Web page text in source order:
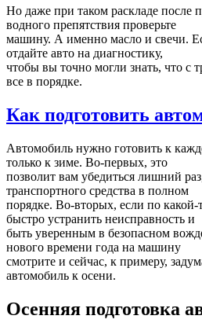
Но даже при таком раскладе после
водного препятствия проверьте
машину. А именно масло и свечи.
отдайте авто на диагностику,
чтобы вы точно могли знать, что с
все в порядке.
Как подготовить
Автомобиль нужно готовить к
только к зиме. Во-первых, это
позволит вам убедиться лишний
транспортного средства в полном
порядке. Во-вторых, если по какой-
быстро устранить неисправность и
быть уверенным в безопасном
нового времени года на машину
смотрите и сейчас, к примеру,
автомобиль к осени.
Осенняя подготовка